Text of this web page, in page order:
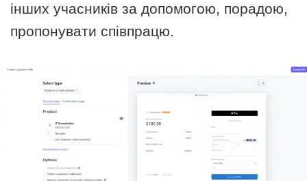
інших учасників за допомогою, порадою,
пропонувати співпрацю.